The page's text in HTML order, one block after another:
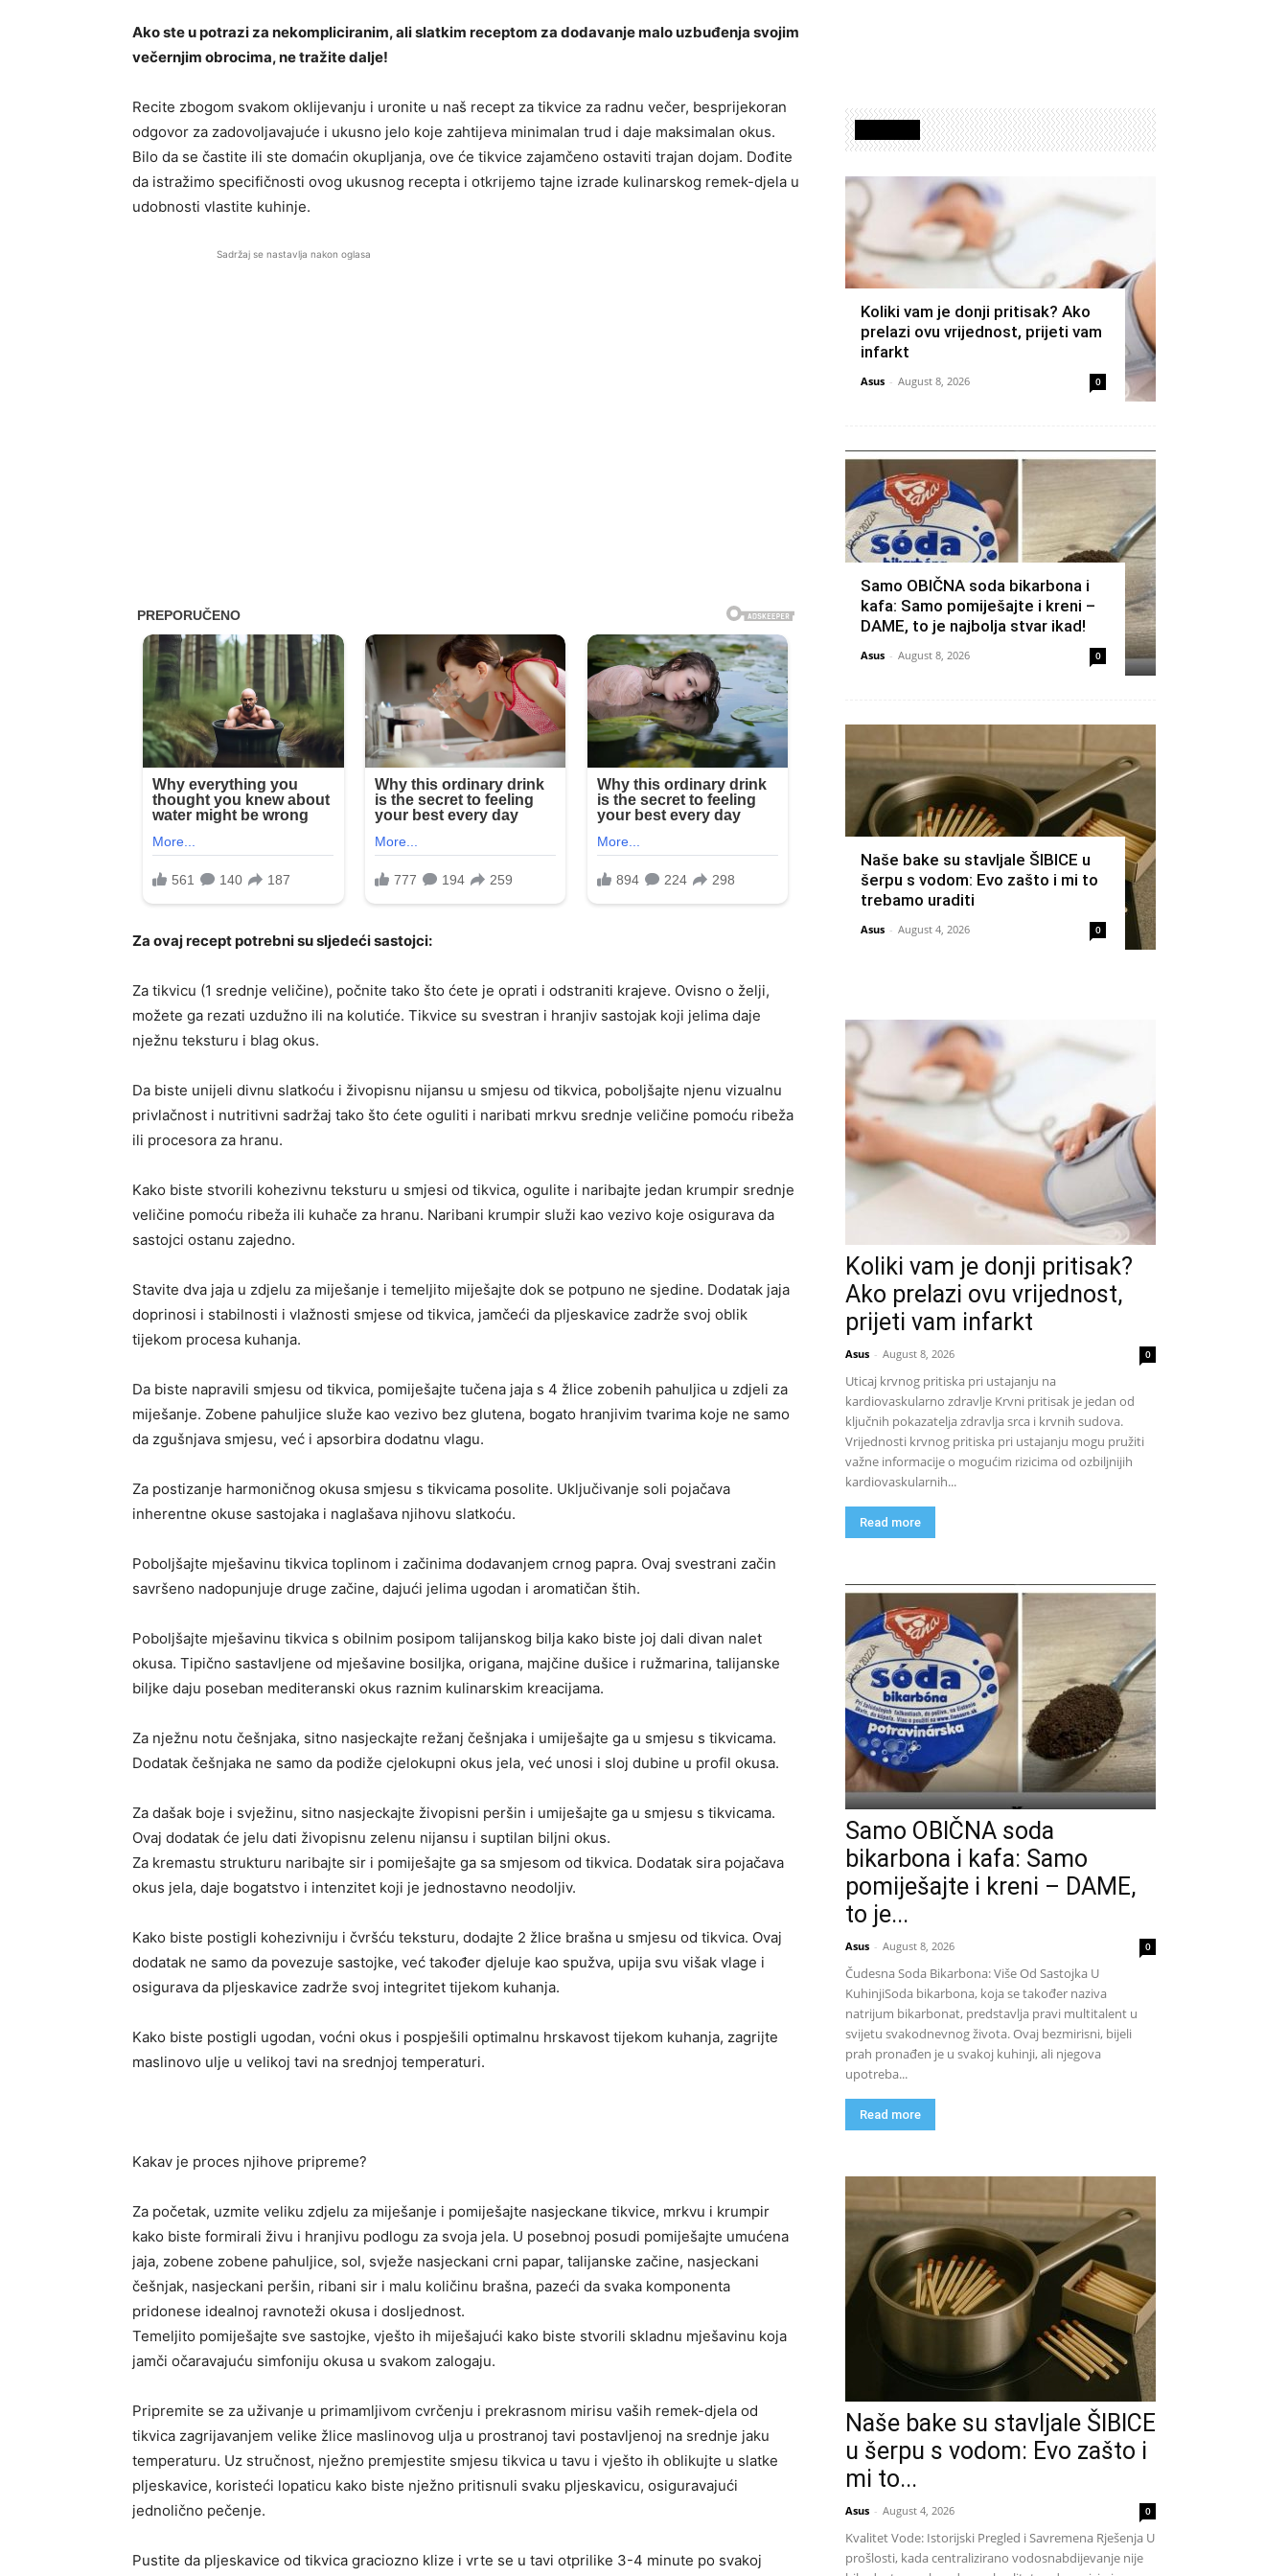
Ako ste u potrazi za nekompliciranim, ali slatkim receptom za dodavanje malo uzbuđenja svojim
večernjim obrocima, ne tražite dalje!
Recite zbogom svakom oklijevanju i uronite u naš recept za tikvice za radnu večer, besprijekoran
odgovor za zadovoljavajuće i ukusno jelo koje zahtijeva minimalan trud i daje maksimalan okus.
Bilo da se častite ili ste domaćin okupljanja, ove će tikvice zajamčeno ostaviti trajan dojam. Dođite
da istražimo specifičnosti ovog ukusnog recepta i otkrijemo tajne izrade kulinarskog remek-djela u
udobnosti vlastite kuhinje.
Sadržaj se nastavlja nakon oglasa
Za ovaj recept potrebni su sljedeći sastojci:
Za tikvicu (1 srednje veličine), počnite tako što ćete je oprati i odstraniti krajeve. Ovisno o želji,
možete ga rezati uzdužno ili na kolutiće. Tikvice su svestran i hranjiv sastojak koji jelima daje
nježnu teksturu i blag okus.
Da biste unijeli divnu slatkoću i živopisnu nijansu u smjesu od tikvica, poboljšajte njenu vizualnu
privlačnost i nutritivni sadržaj tako što ćete oguliti i naribati mrkvu srednje veličine pomoću ribeža
ili procesora za hranu.
Kako biste stvorili kohezivnu teksturu u smjesi od tikvica, ogulite i naribajte jedan krumpir srednje
veličine pomoću ribeža ili kuhače za hranu. Naribani krumpir služi kao vezivo koje osigurava da
sastojci ostanu zajedno.
Stavite dva jaja u zdjelu za miješanje i temeljito miješajte dok se potpuno ne sjedine. Dodatak jaja
doprinosi i stabilnosti i vlažnosti smjese od tikvica, jamčeći da pljeskavice zadrže svoj oblik
tijekom procesa kuhanja.
Da biste napravili smjesu od tikvica, pomiješajte tučena jaja s 4 žlice zobenih pahuljica u zdjeli za
miješanje. Zobene pahuljice služe kao vezivo bez glutena, bogato hranjivim tvarima koje ne samo
da zgušnjava smjesu, već i apsorbira dodatnu vlagu.
Za postizanje harmoničnog okusa smjesu s tikvicama posolite. Uključivanje soli pojačava
inherentne okuse sastojaka i naglašava njihovu slatkoću.
Poboljšajte mješavinu tikvica toplinom i začinima dodavanjem crnog papra. Ovaj svestrani začin
savršeno nadopunjuje druge začine, dajući jelima ugodan i aromatičan štih.
Poboljšajte mješavinu tikvica s obilnim posipom talijanskog bilja kako biste joj dali divan nalet
okusa. Tipično sastavljene od mješavine bosiljka, origana, majčine dušice i ružmarina, talijanske
biljke daju poseban mediteranski okus raznim kulinarskim kreacijama.
Za nježnu notu češnjaka, sitno nasjeckajte režanj češnjaka i umiješajte ga u smjesu s tikvicama.
Dodatak češnjaka ne samo da podiže cjelokupni okus jela, već unosi i sloj dubine u profil okusa.
Za dašak boje i svježinu, sitno nasjeckajte živopisni peršin i umiješajte ga u smjesu s tikvicama.
Ovaj dodatak će jelu dati živopisnu zelenu nijansu i suptilan biljni okus.
Za kremastu strukturu naribajte sir i pomiješajte ga sa smjesom od tikvica. Dodatak sira pojačava
okus jela, daje bogatstvo i intenzitet koji je jednostavno neodoljiv.
Kako biste postigli kohezivniju i čvršću teksturu, dodajte 2 žlice brašna u smjesu od tikvica. Ovaj
dodatak ne samo da povezuje sastojke, već također djeluje kao spužva, upija svu višak vlage i
osigurava da pljeskavice zadrže svoj integritet tijekom kuhanja.
Kako biste postigli ugodan, voćni okus i pospješili optimalnu hrskavost tijekom kuhanja, zagrijte
maslinovo ulje u velikoj tavi na srednjoj temperaturi.
Kakav je proces njihove pripreme?
Za početak, uzmite veliku zdjelu za miješanje i pomiješajte nasjeckane tikvice, mrkvu i krumpir
kako biste formirali živu i hranjivu podlogu za svoja jela. U posebnoj posudi pomiješajte umućena
jaja, zobene zobene pahuljice, sol, svježe nasjeckani crni papar, talijanske začine, nasjeckani
češnjak, nasjeckani peršin, ribani sir i malu količinu brašna, pazeći da svaka komponenta
pridonese idealnoj ravnoteži okusa i dosljednost.
Temeljito pomiješajte sve sastojke, vješto ih miješajući kako biste stvorili skladnu mješavinu koja
jamči očaravajuću simfoniju okusa u svakom zalogaju.
Pripremite se za uživanje u primamljivom cvrčenju i prekrasnom mirisu vaših remek-djela od
tikvica zagrijavanjem velike žlice maslinovog ulja u prostranoj tavi postavljenoj na srednje jaku
temperaturu. Uz stručnost, nježno premjestite smjesu tikvica u tavu i vješto ih oblikujte u slatke
pljeskavice, koristeći lopaticu kako biste nježno pritisnuli svaku pljeskavicu, osiguravajući
jednolično pečenje.
Pustite da pljeskavice od tikvica graciozno klize i vrte se u tavi otprilike 3-4 minute po svakoj
Koliki vam je donji pritisak? Ako
prelazi ovu vrijednost, prijeti vam
infarkt
Asus - August 8, 2026 0
Samo OBIČNA soda bikarbona i
kafa: Samo pomiješajte i kreni –
DAME, to je najbolja stvar ikad!
Asus - August 8, 2026 0
Naše bake su stavljale ŠIBICE u
šerpu s vodom: Evo zašto i mi to
trebamo uraditi
Asus - August 4, 2026 0
Koliki vam je donji pritisak?
Ako prelazi ovu vrijednost,
prijeti vam infarkt
Asus - August 8, 2026 0
Uticaj krvnog pritiska pri ustajanju na
kardiovaskularno zdravlje Krvni pritisak je jedan od
ključnih pokazatelja zdravlja srca i krvnih sudova.
Vrijednosti krvnog pritiska pri ustajanju mogu pružiti
važne informacije o mogućim rizicima od ozbiljnijih
kardiovaskularnih...
Read more
Samo OBIČNA soda
bikarbona i kafa: Samo
pomiješajte i kreni – DAME,
to je...
Asus - August 8, 2026 0
Čudesna Soda Bikarbona: Više Od Sastojka U
KuhinjiSoda bikarbona, koja se također naziva
natrijum bikarbonat, predstavlja pravi multitalent u
svijetu svakodnevnog života. Ovaj bezmirisni, bijeli
prah pronađen je u svakoj kuhinji, ali njegova
upotreba...
Read more
Naše bake su stavljale ŠIBICE
u šerpu s vodom: Evo zašto i
mi to...
Asus - August 4, 2026 0
Kvalitet Vode: Istorijski Pregled i Savremena Rješenja U
prošlosti, kada centralizirano vodosnabdijevanje nije